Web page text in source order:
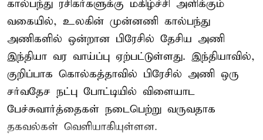
கால்பந்து ரசிகர்களுக்கு மகிழ்ச்சி அளிக்கும்
வகையில், உலகின் முன்னணி கால்பந்து
அணிகளில் ஒன்றான பிரேசில் தேசிய அணி
இந்தியா வர வாய்ப்பு ஏற்பட்டுள்ளது. இந்தியாவில்,
குறிப்பாக கொல்கத்தாவில் பிரேசில் அணி ஒரு
சர்வதேச நட்பு போட்டியில் விளையாட
பேச்சுவார்த்தைகள் நடைபெற்று வருவதாக
தகவல்கள் வெளியாகியுள்ளன.